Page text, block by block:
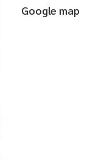
Google map